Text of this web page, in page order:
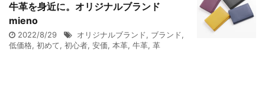
牛革を身近に。オリジナルブランド
mieno
2022/8/29 オリジナルブランド, ブランド,
低価格, 初めて, 初心者, 安価, 本革, 牛革, 革